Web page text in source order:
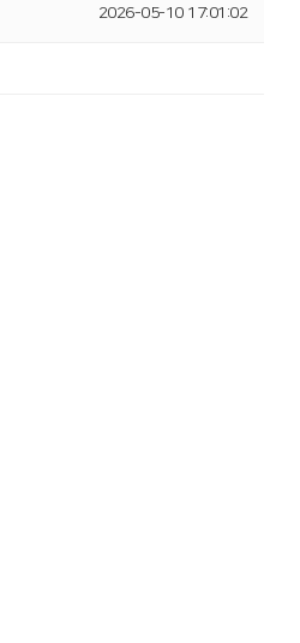
2026-05-10 17:01:02